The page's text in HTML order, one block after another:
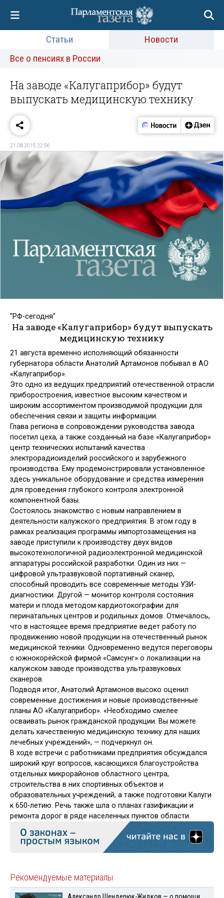
Статьи
Новости
Все о пенсиях в России
На заводе «Калугаприбор» будут
выпускать медицинскую технику
21.08.2015 22:56
"РФ-сегодня"
На заводе «Калугаприбор» будут выпускать
медицинскую технику
21 августа временно исполняющий обязанности
губернатора области Анатолий Артамонов побывал в АО
«Калугаприбор».
Это одно из ведущих предприятий отечественной отрасли
приборостроения, известное высоким качеством и
широким ассортиментом производимой продукции для
обеспечения связи и защиты информации.
Глава региона в сопровождении руководства завода
посетил цеха, а также созданный на базе «Калугаприбор»
центр технических испытаний качества
электрорадиоизделий российского и зарубежного
производства. Ему продемонстрировали установленное
здесь уникальное оборудование и средства измерения
для проведения глубокого контроля электронной
компонентной базы.
Состоялось знакомство с новым направлением в
деятельности калужского предприятия. В этом году в
рамках реализация программы импортозамещения на
заводе приступили к производству двух видов
высокотехнологичной радиоэлектронной медицинской
аппаратуры российской разработки. Один из них —
цифровой ультразвуковой портативный сканер,
способный проводить все современные методы УЗИ-
диагностики. Другой — монитор контроля состояния
матери и плода методом кардиотокографии для
перинатальных центров и родильных домов. Отмечалось,
что в настоящее время предприятие ведет работу по
продвижению новой продукции на отечественный рынок
медицинской техники. Одновременно ведутся переговоры
с южнокорейской фирмой «Самсунг» о локализации на
калужском заводе производства ультразвуковых
сканеров.
Подводя итог, Анатолий Артамонов высоко оценил
современные достижения и новые производственные
планы АО «Калугаприбор». «Необходимо смелее
осваивать рынок гражданской продукции. Вы можете
делать качественную медицинскую технику для наших
лечебных учреждений», — подчеркнул он.
В ходе встречи с работниками предприятия обсуждался
широкий круг вопросов, касающихся благоустройства
отдельных микрорайонов областного центра,
строительства в них спортивных объектов и
образовательных учреждений, а также подготовки Калуги
к 650-летию. Речь также шла о планах газификации и
ремонта дорог в ряде населенных пунктов области.
Рекомендуемые материалы